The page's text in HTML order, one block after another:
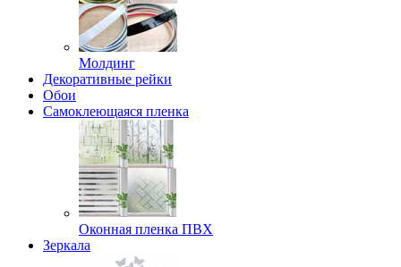
Молдинг
Декоративные рейки
Обои
Самоклеющаяся пленка
Оконная пленка ПВХ
Зеркала